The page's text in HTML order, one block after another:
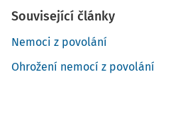
Související články
Nemoci z povolání
Ohrožení nemocí z povolání